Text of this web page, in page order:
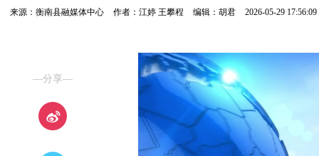
来源：衡南县融媒体中心 作者：江婷 王攀程 编辑：胡君 2026-05-29 17:56:09
—分享—